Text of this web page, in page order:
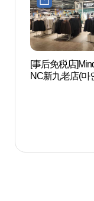
[事后免税店
NC新九老店(마